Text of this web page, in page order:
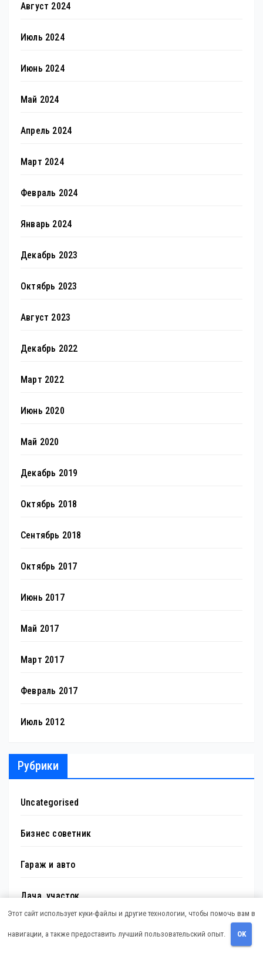
Август 2024
Июль 2024
Июнь 2024
Май 2024
Апрель 2024
Март 2024
Февраль 2024
Январь 2024
Декабрь 2023
Октябрь 2023
Август 2023
Декабрь 2022
Март 2022
Июнь 2020
Май 2020
Декабрь 2019
Октябрь 2018
Сентябрь 2018
Октябрь 2017
Июнь 2017
Май 2017
Март 2017
Февраль 2017
Июль 2012
Рубрики
Uncategorised
Бизнес советник
Гараж и авто
Дача, участок
Этот сайт использует куки-файлы и другие технологии, чтобы помочь вам в
навигации, а также предоставить лучший пользовательский опыт. OK